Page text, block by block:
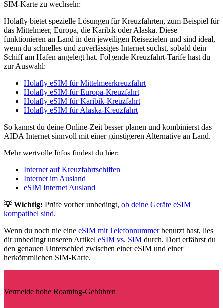
SIM-Karte zu wechseln:
Holafly bietet spezielle Lösungen für Kreuzfahrten, zum Beispiel für
das Mittelmeer, Europa, die Karibik oder Alaska. Diese
funktionieren an Land in den jeweiligen Reisezielen und sind ideal,
wenn du schnelles und zuverlässiges Internet suchst, sobald dein
Schiff am Hafen angelegt hat. Folgende Kreuzfahrt-Tarife hast du
zur Auswahl:
Holafly eSIM für Mittelmeerkreuzfahrt
Holafly eSIM für Europa-Kreuzfahrt
Holafly eSIM für Karibik-Kreuzfahrt
Holafly eSIM für Alaska-Kreuzfahrt
So kannst du deine Online-Zeit besser planen und kombinierst das
AIDA Internet sinnvoll mit einer günstigeren Alternative an Land.
Mehr wertvolle Infos findest du hier:
Internet auf Kreuzfahrtschiffen
Internet im Ausland
eSIM Internet Ausland
💡 Wichtig: Prüfe vorher unbedingt, ob deine Geräte eSIM
kompatibel sind.
Wenn du noch nie eine eSIM mit Telefonnummerbenutzt hast, lies
dir unbedingt unseren Artikel eSIM vs. SIM durch. Dort erfährst du
den genauen Unterschied zwischen einer eSIM und einer
herkömmlichen SIM-Karte.
Vermeide hohe Roaming-Gebühren